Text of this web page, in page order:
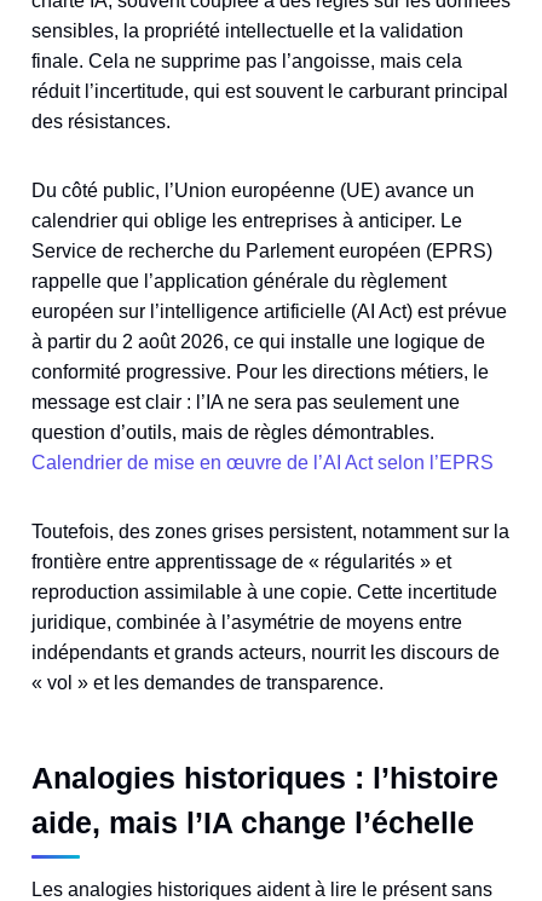
sensibles, la propriété intellectuelle et la validation
finale. Cela ne supprime pas l’angoisse, mais cela
réduit l’incertitude, qui est souvent le carburant principal
des résistances.
Du côté public, l’Union européenne (UE) avance un
calendrier qui oblige les entreprises à anticiper. Le
Service de recherche du Parlement européen (EPRS)
rappelle que l’application générale du règlement
européen sur l’intelligence artificielle (AI Act) est prévue
à partir du 2 août 2026, ce qui installe une logique de
conformité progressive. Pour les directions métiers, le
message est clair : l’IA ne sera pas seulement une
question d’outils, mais de règles démontrables.
Calendrier de mise en œuvre de l’AI Act selon l’EPRS
Toutefois, des zones grises persistent, notamment sur la
frontière entre apprentissage de « régularités » et
reproduction assimilable à une copie. Cette incertitude
juridique, combinée à l’asymétrie de moyens entre
indépendants et grands acteurs, nourrit les discours de
« vol » et les demandes de transparence.
Analogies historiques : l’histoire
aide, mais l’IA change l’échelle
Les analogies historiques aident à lire le présent sans